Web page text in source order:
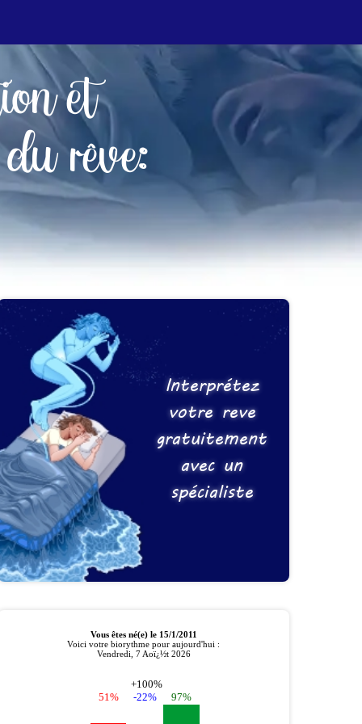
et
rêve:
Interprétez
votre reve
gratuitement
avec un
spécialiste